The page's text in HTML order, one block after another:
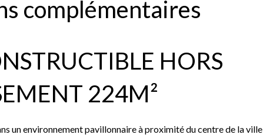
complémentaires
HORS
224M²
un environnement pavillonnaire à proximité du centre de la ville